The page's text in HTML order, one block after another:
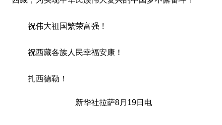
祝伟大祖国繁荣富强！
祝西藏各族人民幸福安康！
扎西德勒！
新华社拉萨8月19日电